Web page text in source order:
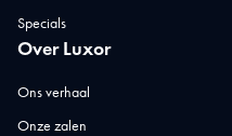
Specials
Over Luxor
Ons verhaal
Onze zalen